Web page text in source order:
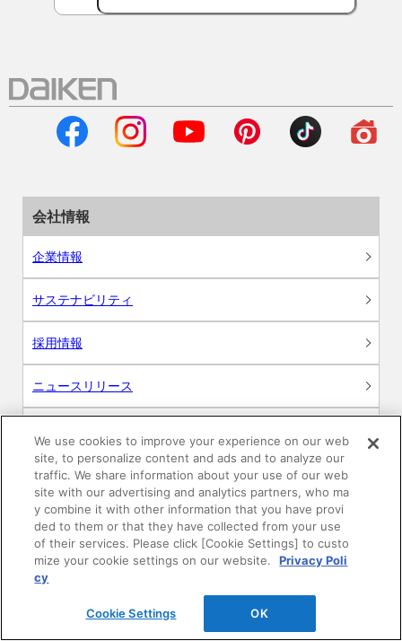
会社情報
企業情報
サステナビリティ
採用情報
ニュースリリース
製品情報
素材情報
We use cookies to improve your experience on our web
site, to personalize content and ads and to analyze our
traffic. We share information about your use of our web
site with our advertising and analytics partners, who ma
y combine it with other information that you have provi
ded to them or that they have collected from your use
of their services. Please click [Cookie Settings] to custo
mize your cookie settings on our website.
Privacy Poli
cy
Cookie Settings OK